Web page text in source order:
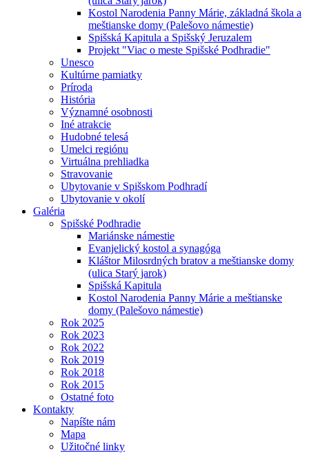
Kostol Narodenia Panny Márie, základná škola a
meštianske domy (Palešovo námestie)
Spišská Kapitula a Spišský Jeruzalem
Projekt "Viac o meste Spišské Podhradie"
Unesco
Kultúrne pamiatky
Príroda
História
Významné osobnosti
Iné atrakcie
Hudobné telesá
Umelci regiónu
Virtuálna prehliadka
Stravovanie
Ubytovanie v Spišskom Podhradí
Ubytovanie v okolí
Galéria
Spišské Podhradie
Mariánske námestie
Evanjelický kostol a synagóga
Kláštor Milosrdných bratov a meštianske domy
(ulica Starý jarok)
Spišská Kapitula
Kostol Narodenia Panny Márie a meštianske
domy (Palešovo námestie)
Rok 2025
Rok 2023
Rok 2022
Rok 2019
Rok 2018
Rok 2015
Ostatné foto
Kontakty
Napíšte nám
Mapa
Užitočné linky